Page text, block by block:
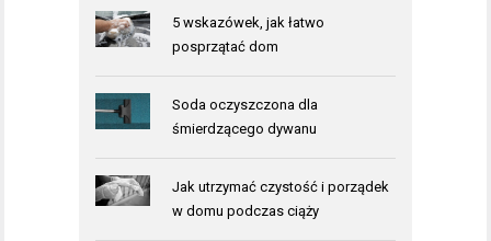
5 wskazówek, jak łatwo
posprzątać dom
Soda oczyszczona dla
śmierdzącego dywanu
Jak utrzymać czystość i porządek
w domu podczas ciąży